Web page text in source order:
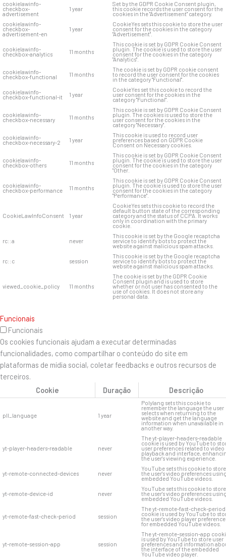
cookielawinfo-
checkbox-
advertisement
1 year
Set by the GDPR Cookie Consent plugin,
this cookie records the user consent for the
cookies in the "Advertisement" category.
cookielawinfo-
checkbox-
advertisement-en
1 year
CookieYes sets this cookie to store the user
consent for the cookies in the category
"Advertisement".
cookielawinfo-
checkbox-analytics 11 months
This cookie is set by GDPR Cookie Consent
plugin. The cookie is used to store the user
consent for the cookies in the category
"Analytics".
cookielawinfo-
checkbox-functional 11 months
The cookie is set by GDPR cookie consent
to record the user consent for the cookies
in the category "Functional".
cookielawinfo-
checkbox-functional-it 1 year
CookieYes set this cookie to record the
user consent for the cookies in the
category "Functional".
cookielawinfo-
checkbox-necessary 11 months
This cookie is set by GDPR Cookie Consent
plugin. The cookies is used to store the
user consent for the cookies in the
category "Necessary".
cookielawinfo-
checkbox-necessary-2 1 year
This cookie is used to record user
preferences based on GDPR Cookie
Consent on Necessary cookies.
cookielawinfo-
checkbox-others 11 months
This cookie is set by GDPR Cookie Consent
plugin. The cookie is used to store the user
consent for the cookies in the category
"Other.
cookielawinfo-
checkbox-performance 11 months
This cookie is set by GDPR Cookie Consent
plugin. The cookie is used to store the user
consent for the cookies in the category
"Performance".
CookieLawInfoConsent 1 year
CookieYes sets this cookie to record the
default button state of the corresponding
category and the status of CCPA. It works
only in coordination with the primary
cookie.
rc::a never
This cookie is set by the Google recaptcha
service to identify bots to protect the
website against malicious spam attacks.
rc::c session
This cookie is set by the Google recaptcha
service to identify bots to protect the
website against malicious spam attacks.
viewed_cookie_policy 11 months
The cookie is set by the GDPR Cookie
Consent plugin and is used to store
whether or not user has consented to the
use of cookies. It does not store any
personal data.
Funcionais
Funcionais
Os cookies funcionais ajudam a executar determinadas
funcionalidades, como compartilhar o conteúdo do site em
plataformas de mídia social, coletar feedbacks e outros recursos de
terceiros.
Cookie
Duração Descrição
pll_language 1 year
Polylang sets this cookie to
remember the language the user
selects when returning to the
website and get the language
information when unavailable in
another way.
yt-player-headers-readable never
The yt-player-headers-readable
cookie is used by YouTube to
user preferences related to video
playback and interface,
the user's viewing experience.
yt-remote-connected-devices never
YouTube sets this cookie to store
the user's video preferences
embedded YouTube videos.
yt-remote-device-id never
YouTube sets this cookie to store
the user's video preferences
embedded YouTube videos.
yt-remote-fast-check-period session
The yt-remote-fast-check-period
cookie is used by YouTube to
the user's video player
for embedded YouTube videos.
yt-remote-session-app session
The yt-remote-session-app
is used by YouTube to store user
preferences and information
the interface of the embedded
YouTube video player.